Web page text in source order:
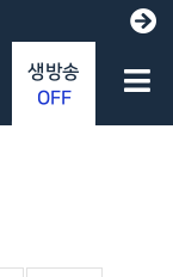
생방송
OFF